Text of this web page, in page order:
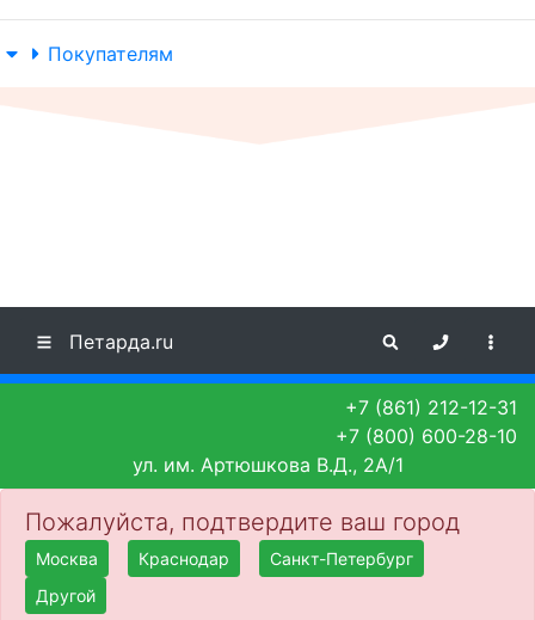
Покупателям
Петарда.ru
+7 (861) 212-12-31
+7 (800) 600-28-10
ул. им. Артюшкова В.Д., 2А/1
Пожалуйста, подтвердите ваш город
Москва Краснодар
Санкт-Петербург
Другой